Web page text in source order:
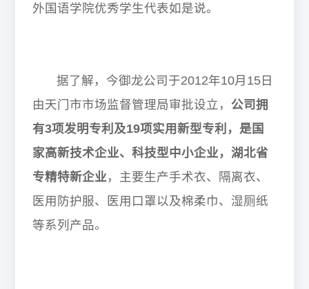
外国语学院优秀学生代表如是说。
据了解，今御龙公司于2012年10月 15日
由天门市市场监督管理局审批设立， 公司拥
有3项发明专利及19项实用新型专利，是国
家高新技术企业、科技型中小企业，湖北省
专精特新企业 ，主要生产手术衣、隔离衣、
医用防护服、医用口罩以及棉柔巾、湿厕纸
等系列产品。